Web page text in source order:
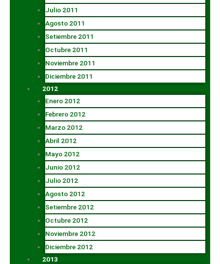
Julio 2011
Agosto 2011
Setiembre 2011
Octubre 2011
Noviembre 2011
Diciembre 2011
2012
Enero 2012
Febrero 2012
Marzo 2012
Abril 2012
Mayo 2012
Junio 2012
Julio 2012
Agosto 2012
Setiembre 2012
Octubre 2012
Noviembre 2012
Diciembre 2012
2013